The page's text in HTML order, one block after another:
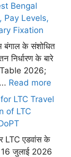
Bengal
Pay Levels,
Fixation
बंगाल के संशोधित
निर्धारण के बारे
Table 2026;
Read more
LTC Travel
of LTC
LTC एडवांस के
16 जुलाई 2026